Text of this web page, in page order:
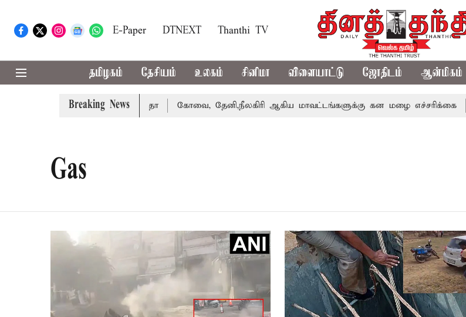
E-Paper DTNEXT Thanthi TV
தமிழகம் தேசியம் உலகம் சினிமா விளையாட்டு ஜோதிடம் ஆன்மிகம்
Breaking News
வழக்கை வாபஸ் பெற்றார் சங்கீதா கோவை, தேனி,நீலகிரி ஆகிய மாவட்டங்களுக்கு கன மழை எச்சரிக்கை
Gas